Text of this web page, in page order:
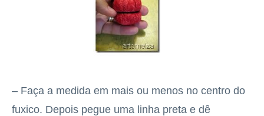
– Faça a medida em mais ou menos no centro do
fuxico. Depois pegue uma linha preta e dê